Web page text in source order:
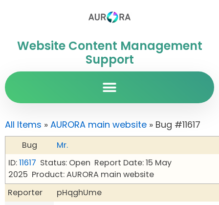
Website Content Management
Support
All Items » AURORA main website » Bug #11617
Bug
Mr.
ID:11617 Status: Open Report Date: 15 May
2025 Product: AURORA main website
Reporter
pHqghUme